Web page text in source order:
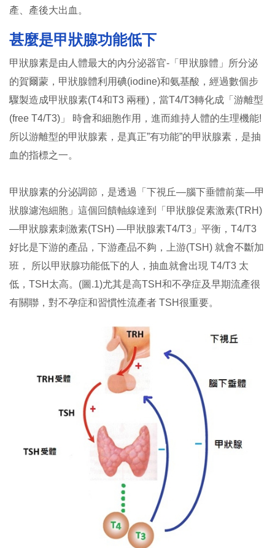
產、產後大出血。
甚麼是甲狀腺功能低下
甲狀腺素是由人體最大的內分泌器官-「甲狀腺體」所分泌
的賀爾蒙，甲狀腺體利用碘(iodine)和氨基酸，經過數個步
驟製造成甲狀腺素(T4和T3 兩種)，當T4/T3轉化成「游離型
(free T4/T3)」 時會和細胞作用，進而維持人體的生理機能!
所以游離型的甲狀腺素，是真正”有功能”的甲狀腺素，是抽
血的指標之一。
甲狀腺素的分泌調節，是透過「下視丘—腦下垂體前葉—甲
狀腺濾泡細胞」這個回饋軸線達到「甲狀腺促素激素(TRH)
—甲狀腺素刺激素(TSH) —甲狀腺素T4/T3」平衡，T4/T3
好比是下游的產品，下游產品不夠，上游(TSH) 就會不斷加
班， 所以甲狀腺功能低下的人，抽血就會出現 T4/T3 太
低，TSH太高。(圖.1)尤其是高TSH和不孕症及早期流產很
有關聯，對不孕症和習慣性流產者 TSH很重要。